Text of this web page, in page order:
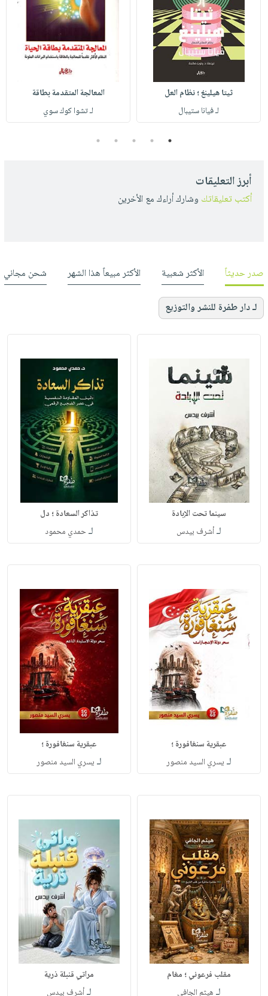
ثيتا هيلينغ ؛ نظام العل
لـ فيانا ستيبال
المعالجة المتقدمة بطاقة
لـ تشوا كوك سوي
1
2
3
4
5
أبرز التعليقات
أكتب تعليقاتك وشارك أراءك مع الأخرين
صدر حديثاً الأكثر شعبية الأكثر مبيعاً هذا الشهر شحن مجاني
لـ دار طفرة للنشر والتوزيع
سينما تحت الإبادة
لـأشرف بيدس
تذاكر السعادة ؛ دل
لـحمدي محمود
عبقرية سنغافورة ؛
لـ يسري السيد منصور
عبقرية سنغافورة ؛
لـ يسري السيد منصور
مقلب فرعوني ؛ مغام مراتي قنبلة ذرية